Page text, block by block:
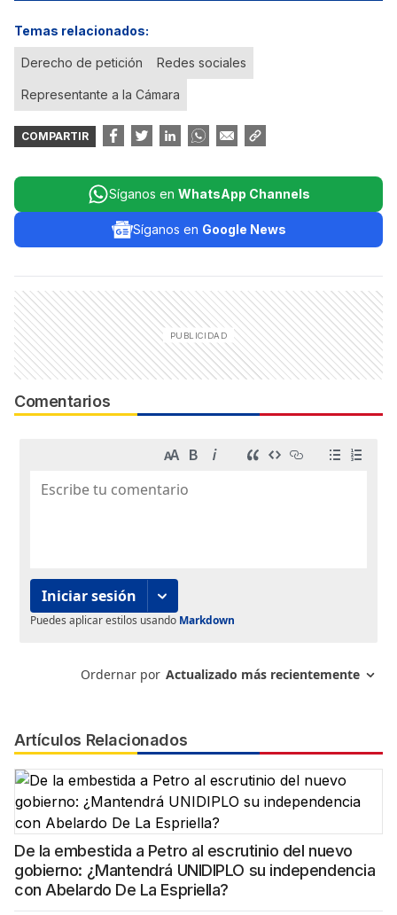
Temas relacionados:
Derecho de petición Redes sociales
Representante a la Cámara
COMPARTIR
Síganos en WhatsApp Channels
Síganos en Google News
Comentarios
Artículos Relacionados
De la embestida a Petro al escrutinio del nuevo
gobierno: ¿Mantendrá UNIDIPLO su independencia
con Abelardo De La Espriella?